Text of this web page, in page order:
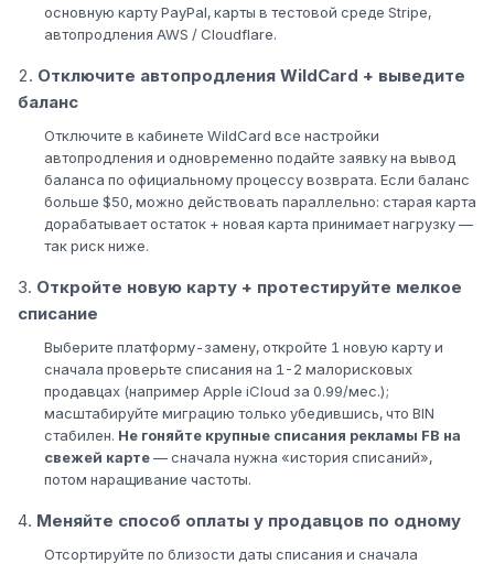
основную карту PayPal, карты в тестовой среде Stripe,
автопродления AWS / Cloudflare.
Отключите автопродления WildCard + выведите
баланс
Отключите в кабинете WildCard все настройки
автопродления и одновременно подайте заявку на вывод
баланса по официальному процессу возврата. Если баланс
больше $50, можно действовать параллельно: старая карта
дорабатывает остаток + новая карта принимает нагрузку —
так риск ниже.
Откройте новую карту + протестируйте мелкое
списание
Выберите платформу-замену, откройте 1 новую карту и
сначала проверьте списания на 1-2 малорисковых
продавцах (например Apple iCloud за 0.99/мес.);
масштабируйте миграцию только убедившись, что BIN
стабилен. Не гоняйте крупные списания рекламы FB на
свежей карте— сначала нужна «история списаний»,
потом наращивание частоты.
Меняйте способ оплаты у продавцов по одному
Отсортируйте по близости даты списания и сначала